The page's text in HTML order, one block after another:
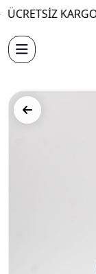
ÜCRETSİZ KARGO